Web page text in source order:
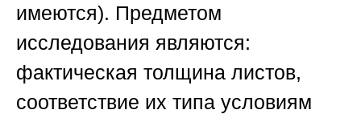
имеются). Предметом
исследования являются:
фактическая толщина листов,
соответствие их типа условиям